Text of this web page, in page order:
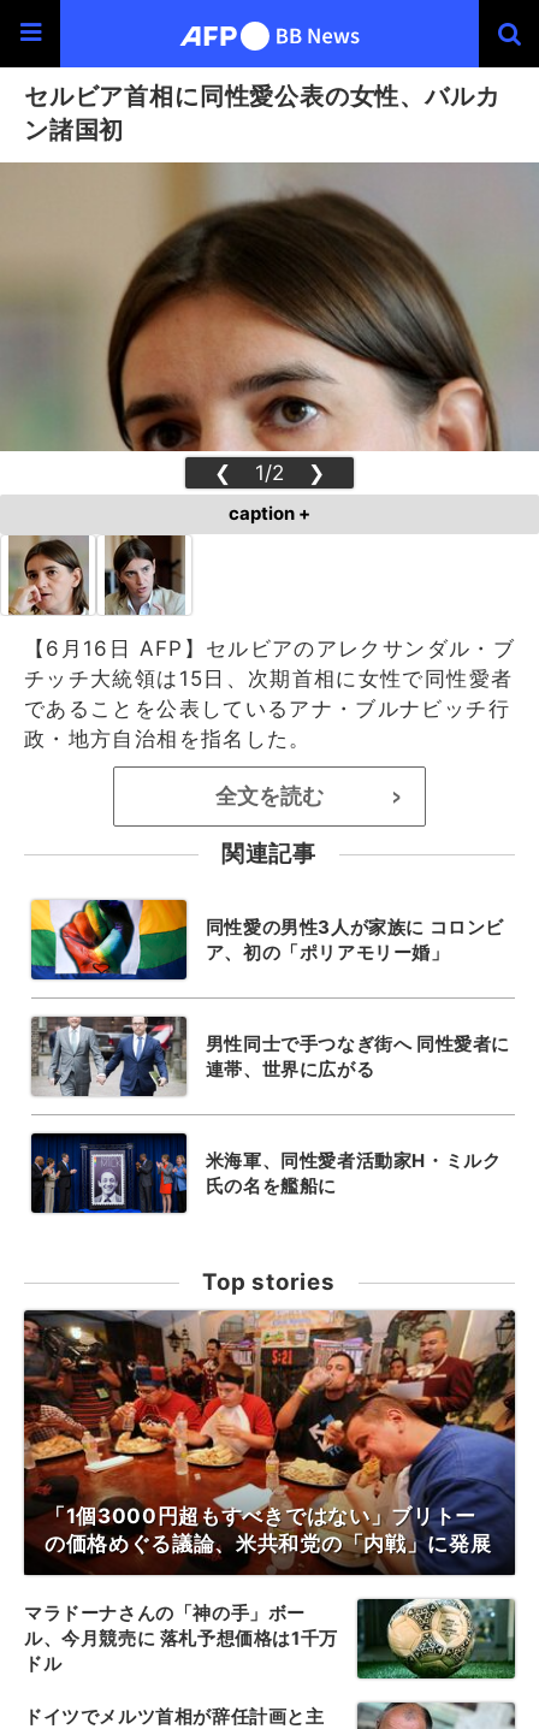
セルビア首相に同性愛公表の女性、バルカ
ン諸国初
❮ 1/2 ❯
caption +
【6月16日 AFP】セルビアのアレクサンダル・ブ
チッチ大統領は15日、次期首相に女性で同性愛者
であることを公表しているアナ・ブルナビッチ行
政・地方自治相を指名した。
全文を読む >
関連記事
同性愛の男性3人が家族に コロンビ
ア、初の「ポリアモリー婚」
男性同士で手つなぎ街へ 同性愛者に
連帯、世界に広がる
米海軍、同性愛者活動家H・ミルク
氏の名を艦船に
Top stories
「1個3000円超もすべきではない」ブリトー
の価格めぐる議論、米共和党の「内戦」に発展
マラドーナさんの「神の手」ボー
ル、今月競売に 落札予想価格は1千万
ドル
ドイツでメルツ首相が辞任計画と主